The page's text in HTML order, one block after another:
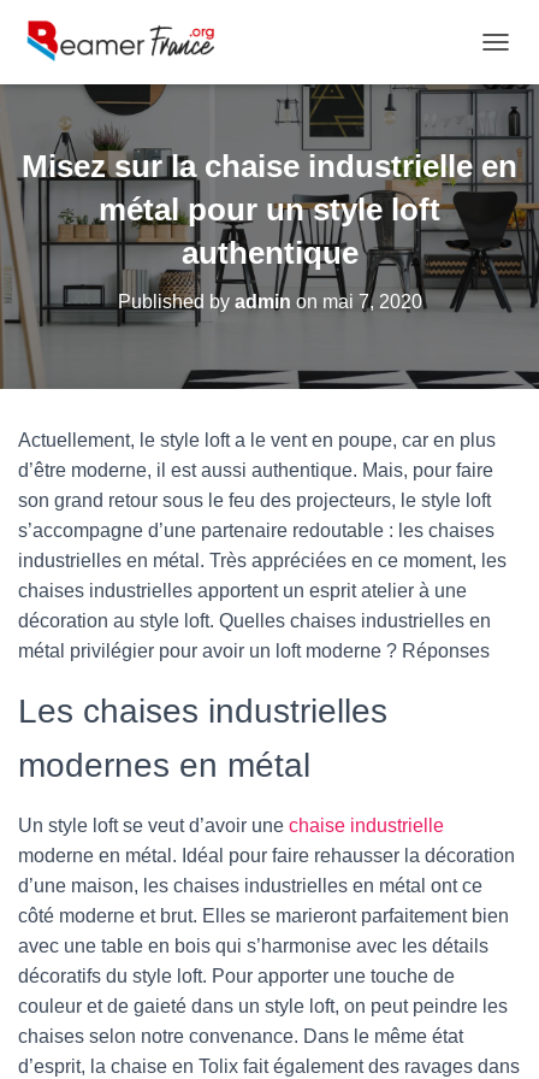
Misez sur la chaise industrielle en
métal pour un style loft
authentique
Published by admin on mai 7, 2020
Actuellement, le style loft a le vent en poupe, car en plus
d’être moderne, il est aussi authentique. Mais, pour faire
son grand retour sous le feu des projecteurs, le style loft
s’accompagne d’une partenaire redoutable : les chaises
industrielles en métal. Très appréciées en ce moment, les
chaises industrielles apportent un esprit atelier à une
décoration au style loft. Quelles chaises industrielles en
métal privilégier pour avoir un loft moderne ? Réponses
Les chaises industrielles
modernes en métal
Un style loft se veut d’avoir une chaise industrielle
moderne en métal. Idéal pour faire rehausser la décoration
d’une maison, les chaises industrielles en métal ont ce
côté moderne et brut. Elles se marieront parfaitement bien
avec une table en bois qui s’harmonise avec les détails
décoratifs du style loft. Pour apporter une touche de
couleur et de gaieté dans un style loft, on peut peindre les
chaises selon notre convenance. Dans le même état
d’esprit, la chaise en Tolix fait également des ravages dans